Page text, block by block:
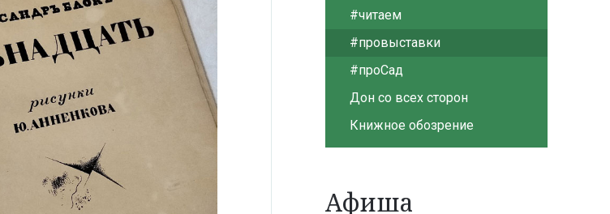
#читаем
#провыставки
#проСад
Дон со всех сторон
Книжное обозрение
Афиша